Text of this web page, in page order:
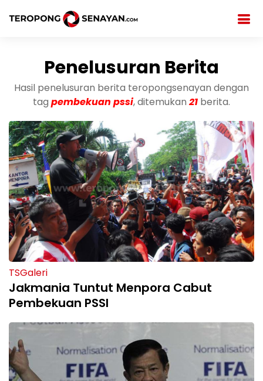
Penelusuran Berita
Hasil penelusuran berita teropongsenayan dengan
tag pembekuan pssi, ditemukan 21 berita.
TSGaleri
Jakmania Tuntut Menpora Cabut
Pembekuan PSSI